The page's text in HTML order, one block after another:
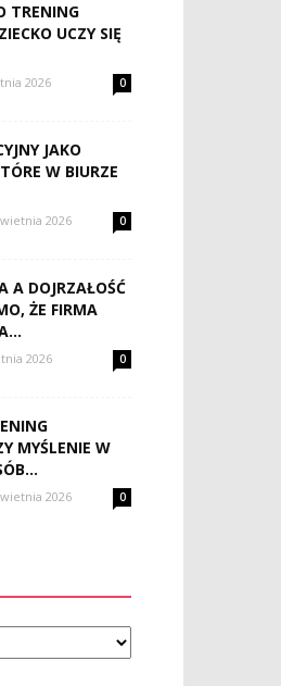
TRENING
UCZY SIĘ
2026 0
JAKO
W BIURZE
2026 0
A DOJRZAŁOŚĆ
ŻE FIRMA
2026 0
MYŚLENIE W
2026 0